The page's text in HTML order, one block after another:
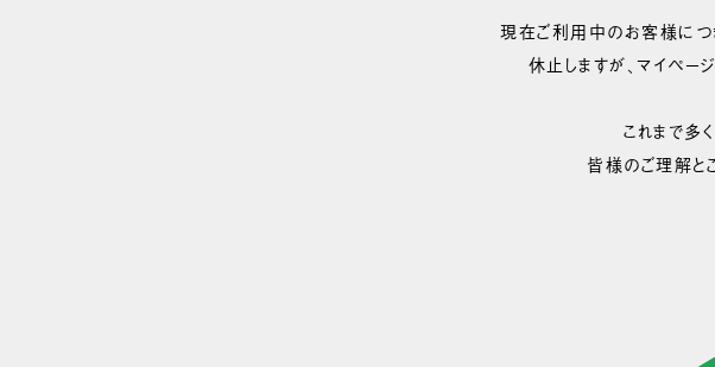
現在ご利用中のお客様につ
休止しますが、マイペー
これまで多
皆様のご理解と